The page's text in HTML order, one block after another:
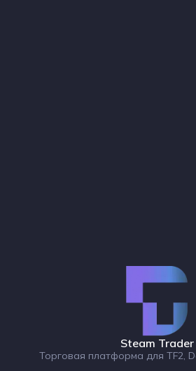
Steam Trader
Торговая платформа для TF2,